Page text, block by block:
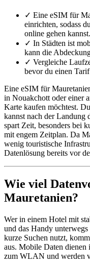
✓ Eine eSIM für
einrichten, sodass
online gehen kannst.
✓ In Städten ist
kann die
✓ Vergleiche
bevor du einen
Eine eSIM für
in Nouakchott oder einer
Karte kaufen möchtest.
kannst nach der Landung
spart Zeit, besonders bei
mit engem Zeitplan. Da
wenig touristische
Datenlösung bereits vor
Wie viel
Mauretanien?
Wer in einem Hotel mit
und das Handy
kurze Suchen nutzt,
aus. Mobile Daten dienen
zum WLAN und werden